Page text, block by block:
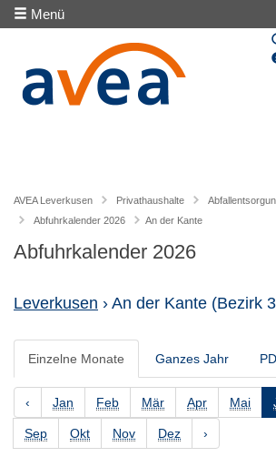
Menü
AVEA Leverkusen Privathaushalte
Abfuhrkalender 2026
An der Kante
Abfuhrkalender 2026
Leverkusen › An der Kante (Bezirk
Einzelne Monate Ganzes Jahr
‹ Jan Feb Mär Apr Mai
Sep Okt Nov Dez ›